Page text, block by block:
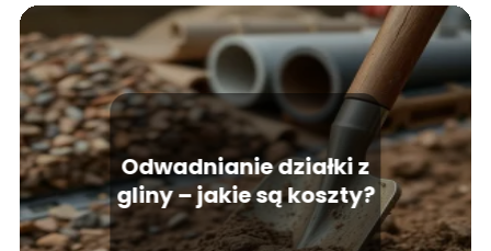
Odwadnianie działki z
gliny – jakie są koszty?